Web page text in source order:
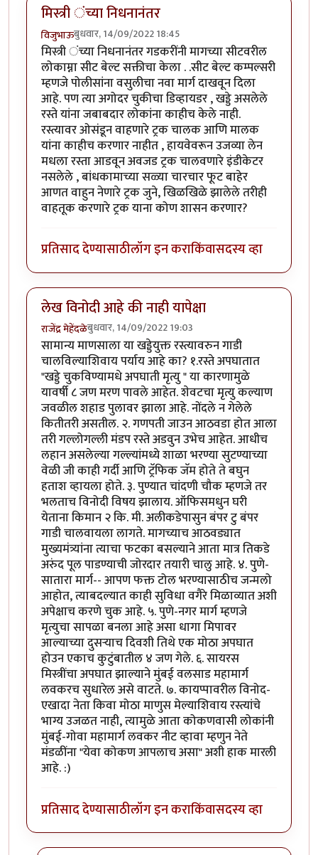
मिस्त्री ंच्या निधनानंतर
विजुभाऊबुधवार, 14/09/2022 18:45
मिस्त्री ंच्या निधनानंतर गडकरींनी मागच्या सीटवरील
लोकाम्ना सीट बेल्ट सक्तीचा केला . .सीट बेल्ट कम्पल्सरी
म्हणजे पोलीसांना वसुलीचा नवा मार्ग दाखवून दिला
आहे. पण त्या अगोदर चुकीचा डिव्हायडर , खड्डे असलेले
रस्ते यांना जबाबदार लोकांना काहीच केले नाही.
रस्त्यावर ओसंडून वाहणारे ट्रक चालक आणि मालक
यांना काहीच करणार नाहीत , हायवेवरून उजव्या लेन
मधला रस्ता आडवून अवजड ट्रक चालवणारे इंडीकेटर
नसलेले , बांधकामाच्या सळ्या चारचार फूट बाहेर
आणत वाहुन नेणारे ट्रक जुने, खिळखिळे झालेले तरीही
वाहतूक करणारे ट्रक याना कोण शासन करणार?
प्रतिसाद देण्यासाठीलॉग इन कराकिंवासदस्य व्हा
लेख विनोदी आहे की नाही यापेक्षा
राजेंद्र मेहेंदळेबुधवार, 14/09/2022 19:03
सामान्य माणसाला या खड्डेयुक्त रस्त्यावरुन गाडी
चालविल्याशिवाय पर्याय आहे का? १.रस्ते अपघातात
"खड्डे चुकविण्यामधे अपघाती मृत्यु " या कारणामुळे
यावर्षी ८ जण मरण पावले आहेत. शेवटचा मृत्यु कल्याण
जवळील शहाड पुलावर झाला आहे. नोंदले न गेलेले
कितीतरी असतील. २. गणपती जाउन आठवडा होत आला
तरी गल्लोगल्ली मंडप रस्ते अडवुन उभेच आहेत. आधीच
लहान असलेल्या गल्ल्यांमध्ये शाळा भरण्या सुटण्याच्या
वेळी जी काही गर्दी आणि ट्रॅफिक जॅम होते ते बघुन
हताश व्हायला होते. ३. पुण्यात चांदणी चौक म्हणजे तर
भलताच विनोदी विषय झालाय. ऑफिसमधुन घरी
येताना किमान २ कि. मी. अलीकडेपासुन बंपर टु बंपर
गाडी चालवायला लागते. मागच्याच आठवड्यात
मुख्यमंत्र्यांना त्याचा फटका बसल्याने आता मात्र तिकडे
अरुंद पूल पाडण्याची जोरदार तयारी चालु आहे. ४. पुणे-
सातारा मार्ग-- आपण फक्त टोल भरण्यासाठीच जन्मलो
आहोत, त्याबदल्यात काही सुविधा वगैरे मिळाव्यात अशी
अपेक्षाच करणे चुक आहे. ५. पुणे-नगर मार्ग म्हणजे
मृत्युचा सापळा बनला आहे असा धागा मिपावर
आल्याच्या दुसर्‍याच दिवशी तिथे एक मोठा अपघात
होउन एकाच कुटुंबातील ४ जण गेले. ६. सायरस
मिस्त्रींचा अपघात झाल्याने मुंबई वलसाड महामार्ग
लवकरच सुधारेल असे वाटते. ७. कायप्पावरील विनोद-
एखादा नेता किवा मोठा माणुस मेल्याशिवाय रस्त्यांचे
भाग्य उजळत नाही, त्यामुळे आता कोकणवासी लोकांनी
मुंबई-गोवा महामार्ग लवकर नीट व्हावा म्हणुन नेते
मंडळींना "येवा कोकण आपलाच असा" अशी हाक मारली
आहे. :)
प्रतिसाद देण्यासाठीलॉग इन कराकिंवासदस्य व्हा